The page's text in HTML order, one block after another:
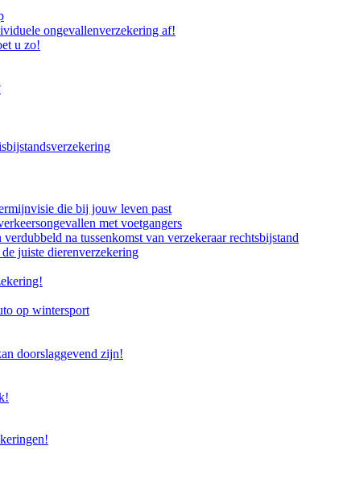
ongevallenverzekering af!
u zo!
die bij jouw leven past
met voetgangers
na tussenkomst van verzekeraar rechtsbijstand
juiste dierenverzekering
op wintersport
doorslaggevend zijn!